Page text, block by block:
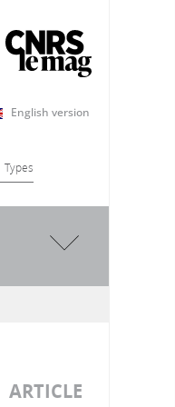
English version
Types
ARTICLE